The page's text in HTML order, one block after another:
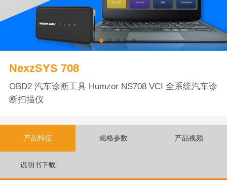
NexzSYS 708
OBD2 汽车诊断工具 Humzor NS708 VCI 全系统汽车诊
断扫描仪
产品特征 规格参数 产品视频
说明书下载